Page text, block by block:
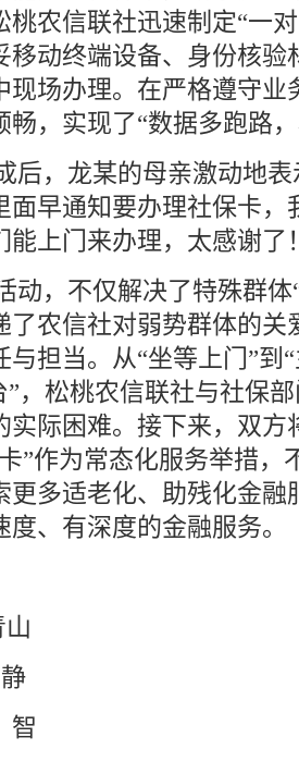
桃农信联社迅速制定“一
移动终端设备、身份核验
现场办理。在严格遵守业
畅，实现了“数据多跑路
后，龙某的母亲激动地
面早通知要办理社保卡，
能上门来办理，太感谢了
动，不仅解决了特殊群
了农信社对弱势群体的关
担当。从“坐等上门”到
”，松桃农信联社与社保
实际困难。接下来，双方
”作为常态化服务举措，
更多适老化、助残化金融
度、有深度的金融服务。
智